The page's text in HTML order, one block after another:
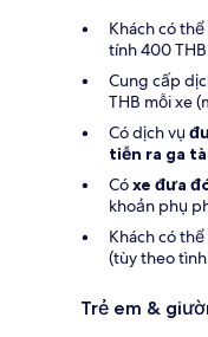
Khách có
tính 400
Cung cấp
THB mỗi xe
Có dịch vụ
tiễn ra ga
Cóxe đưa
khoản phụ
Khách có thể
(tùy theo
Trẻ em &